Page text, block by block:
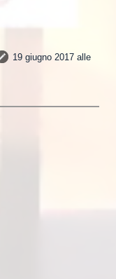
19 giugno 2017 alle